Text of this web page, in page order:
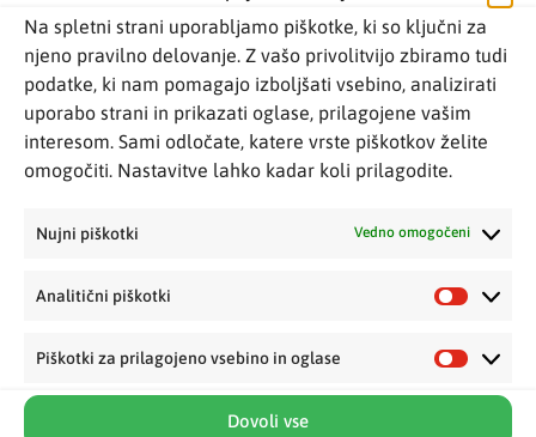
Na spletni strani uporabljamo piškotke, ki so ključni za
njeno pravilno delovanje. Z vašo privolitvijo zbiramo tudi
podatke, ki nam pomagajo izboljšati vsebino, analizirati
uporabo strani in prikazati oglase, prilagojene vašim
interesom. Sami odločate, katere vrste piškotkov želite
omogočiti. Nastavitve lahko kadar koli prilagodite.
Nujni piškotki Vedno omogočeni
Analitični piškotki
Piškotki za prilagojeno vsebino in oglase
Dovoli vse
informacij najdete na strani varnostna opozorila
Dodatne podrobnosti
O znamki Woopie Toys
2-v-1 Sortirna škatla in kovček
– učenje abecede in oblik
3v1 škatla za sortiranje –
kocke, piramida in slonček
Woopie Toys